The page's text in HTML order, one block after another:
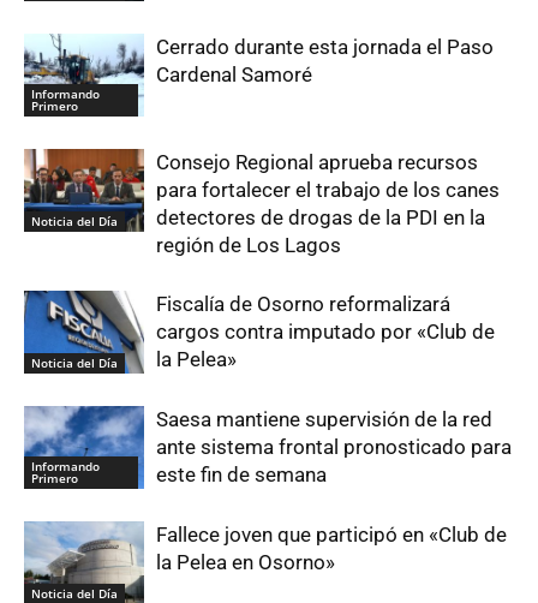
Informando
Primero
Cerrado durante esta jornada el Paso
Cardenal Samoré
Noticia del Día
Consejo Regional aprueba recursos
para fortalecer el trabajo de los canes
detectores de drogas de la PDI en la
región de Los Lagos
Noticia del Día
Fiscalía de Osorno reformalizará
cargos contra imputado por «Club de
la Pelea»
Informando
Primero
Saesa mantiene supervisión de la red
ante sistema frontal pronosticado para
este fin de semana
Noticia del Día
Fallece joven que participó en «Club de
la Pelea en Osorno»